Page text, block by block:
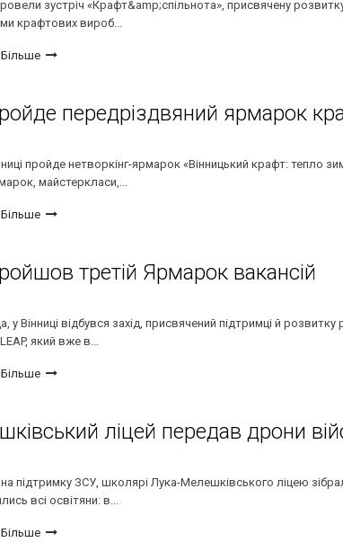
зустріч «Крафт&amp;спільнота», присвячену
крафтових вироб...
Більше
передріздвяний ярмарок
пройде нетворкінг-ярмарок «Вінницький крафт: тепло
майстеркласи,...
Більше
третій Ярмарок вакансій
у Вінниці відбувся захід, присвячений підтримці й
який вже в...
Більше
ліцей передав дрони
підтримку ЗСУ, школярі Лука-Мелешківського ліцею
всі освітяни: в...
Більше